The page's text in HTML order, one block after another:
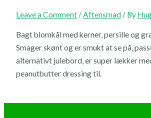
Leave a Comment /Aftensmad/ By
Bagt blomkål med kerner, persille og
Smager skønt og er smukt at se på,
alternativt julebord, er super lækker
peanutbutter dressing til.